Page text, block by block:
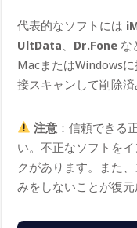
代表的なソフトには
UltData、 Dr.Fone な
MacまたはWindows
接スキャンして削除済
注意 ：信頼できる
い。不正なソフトを
クがあります。また
みをしないことが復元